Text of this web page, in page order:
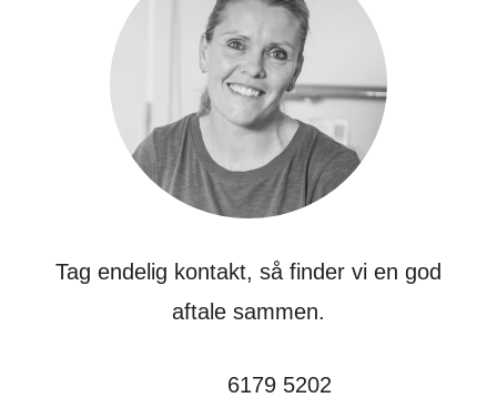
Tag endelig kontakt, så finder vi en god
aftale sammen.
6179 5202